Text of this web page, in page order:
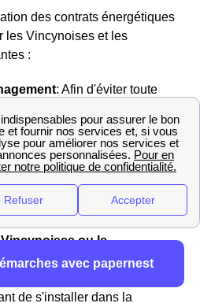
des contrats énergétiques
les Vincynoises et les
:
: Afin d'éviter toute
fournisseurde votre
fournir unenouvelle
facture de clôture, spécifier
contrat, et, si vous n'avez
deGazpar
, communiquer la
Vincynoises ou le
informer le nouveau
de s'installer dans la
avec papernest